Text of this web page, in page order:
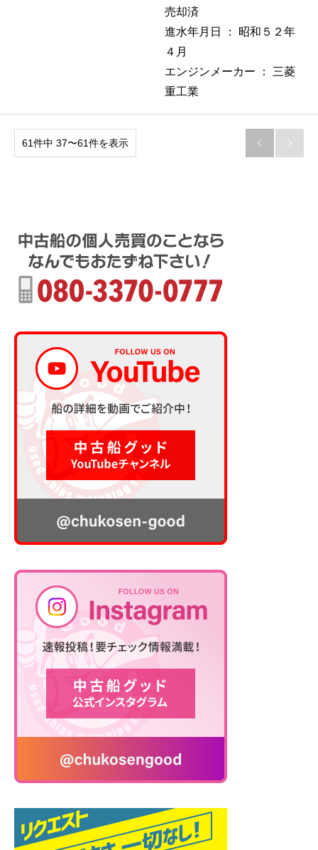
売却済
進水年月日 ： 昭和５２年
４月
エンジンメーカー ： 三菱
重工業
61件中 37〜61件を表示  